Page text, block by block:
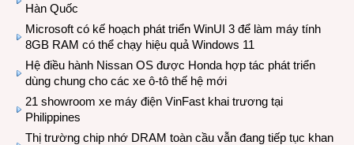
Hàn Quốc
Microsoft có kế hoạch phát triển WinUI 3 để làm máy tính
8GB RAM có thể chạy hiệu quả Windows 11
Hệ điều hành Nissan OS được Honda hợp tác phát triển
dùng chung cho các xe ô-tô thế hệ mới
21 showroom xe máy điện VinFast khai trương tại
Philippines
Thị trường chip nhớ DRAM toàn cầu vẫn đang tiếp tục khan